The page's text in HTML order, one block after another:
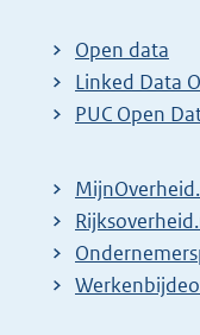
t
e
r
l
i
n
k
Open data
Linked Data
PUC Open
E
x
t
E
x
E